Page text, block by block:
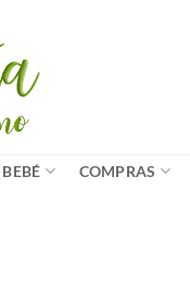
BEBÉ COMPRAS